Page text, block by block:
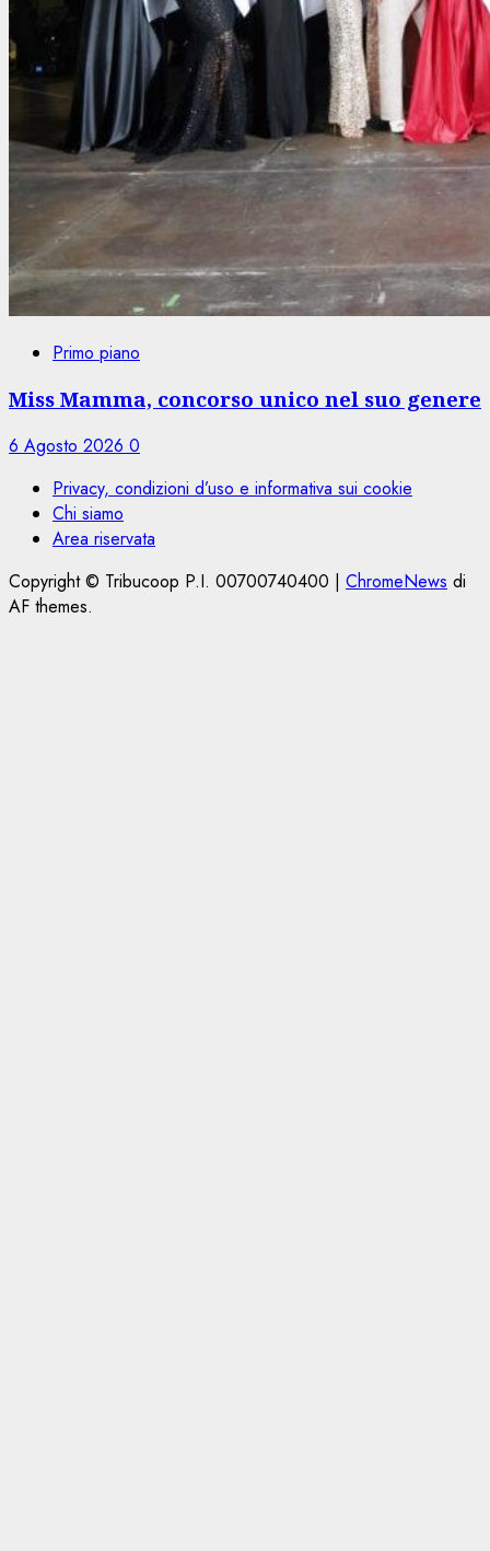
Primo piano
Miss Mamma, concorso unico nel suo genere
6 Agosto 2026 0
Privacy, condizioni d’uso e informativa sui cookie
Chi siamo
Area riservata
Copyright © Tribucoop P.I. 00700740400 | ChromeNews di
AF themes.